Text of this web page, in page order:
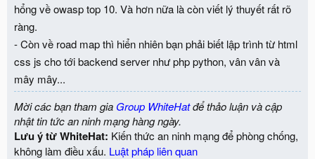
hổng về owasp top 10. Và hơn nữa là còn viết lý thuyết rất rõ
ràng.
- Còn về road map thì hiển nhiên bạn phải biết lập trình từ html
css js cho tới backend server như php python, vân vân và
mây mây...
Mời các bạn tham gia Group WhiteHatđể thảo luận và cập
nhật tin tức an ninh mạng hàng ngày.
Lưu ý từ WhiteHat: Kiến thức an ninh mạng để phòng chống,
không làm điều xấu. Luật pháp liên quan